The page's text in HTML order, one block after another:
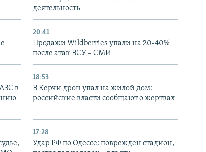
деятельность
20:41
Продажи Wildberries упали на 20-40%
после атак ВСУ – СМИ
в
18:53
В Керчи дрон упал на жилой дом:
российские власти сообщают о жертвах
17:28
Удар РФ по Одессе: поврежден стадион,